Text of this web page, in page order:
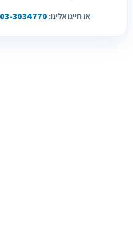
או חייגו אלינו: 03-3034770